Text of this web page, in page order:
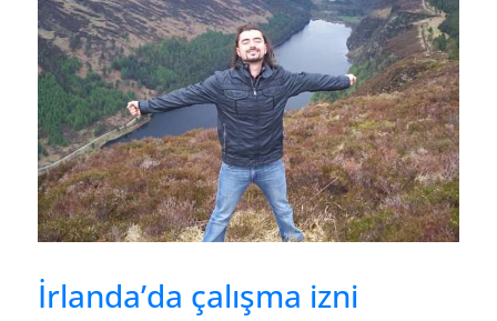
İrlanda’da çalışma izni